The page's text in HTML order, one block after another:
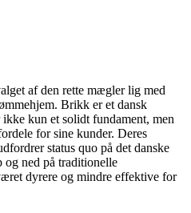
af den rette mægler lig med
Brikk er et dansk
kun et solidt fundament, men
for sine kunder. Deres
status quo på det danske
og ned på traditionelle
dyrere og mindre effektive for